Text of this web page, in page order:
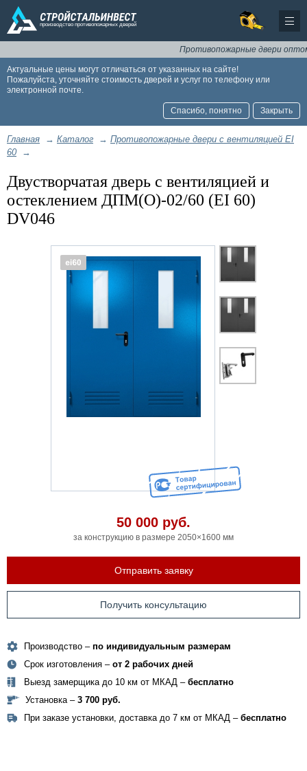
Противопожарные двери оптом и
Актуальные цены могут отличаться от указанных на сайте!
Пожалуйста, уточняйте стоимость дверей и услуг по телефону или
электронной почте.
Спасибо, понятно Закрыть
Главная → Каталог → Противопожарные двери с вентиляцией EI
60 →
Двустворчатая дверь с вентиляцией и
остеклением ДПМ(О)-02/60 (EI 60)
DV046
50 000 руб.
за конструкцию в размере 2050×1600 мм
Отправить заявку
Получить консультацию
Производство – по индивидуальным размерам
Срок изготовления – от 2 рабочих дней
Выезд замерщика до 10 км от МКАД – бесплатно
Установка – 3 700 руб.
При заказе установки, доставка до 7 км от МКАД – бесплатно